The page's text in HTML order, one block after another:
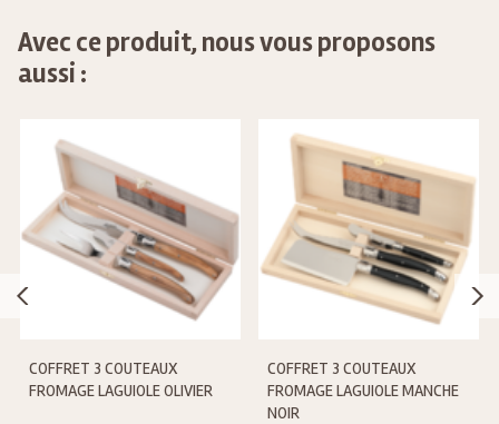
Avec ce produit, nous vous proposons
aussi :
COFFRET 3 COUTEAUX
FROMAGE LAGUIOLE OLIVIER
COFFRET 3 COUTEAUX
FROMAGE LAGUIOLE MANCHE
NOIR